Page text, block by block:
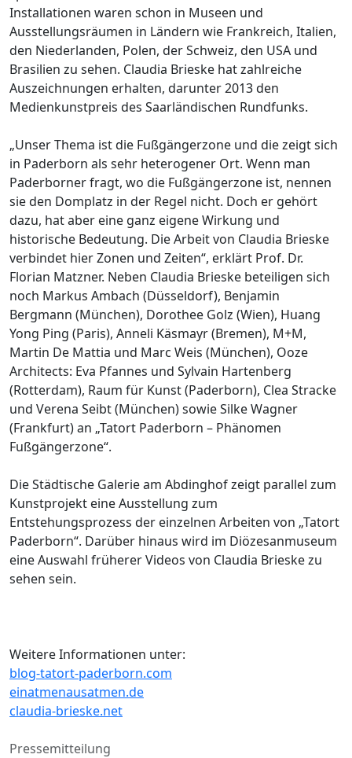
Installationen waren schon in Museen und
Ausstellungsräumen in Ländern wie Frankreich, Italien,
den Niederlanden, Polen, der Schweiz, den USA und
Brasilien zu sehen. Claudia Brieske hat zahlreiche
Auszeichnungen erhalten, darunter 2013 den
Medienkunstpreis des Saarländischen Rundfunks.
„Unser Thema ist die Fußgängerzone und die zeigt sich
in Paderborn als sehr heterogener Ort. Wenn man
Paderborner fragt, wo die Fußgängerzone ist, nennen
sie den Domplatz in der Regel nicht. Doch er gehört
dazu, hat aber eine ganz eigene Wirkung und
historische Bedeutung. Die Arbeit von Claudia Brieske
verbindet hier Zonen und Zeiten“, erklärt Prof. Dr.
Florian Matzner. Neben Claudia Brieske beteiligen sich
noch Markus Ambach (Düsseldorf), Benjamin
Bergmann (München), Dorothee Golz (Wien), Huang
Yong Ping (Paris), Anneli Käsmayr (Bremen), M+M,
Martin De Mattia und Marc Weis (München), Ooze
Architects: Eva Pfannes und Sylvain Hartenberg
(Rotterdam), Raum für Kunst (Paderborn), Clea Stracke
und Verena Seibt (München) sowie Silke Wagner
(Frankfurt) an „Tatort Paderborn – Phänomen
Fußgängerzone“.
Die Städtische Galerie am Abdinghof zeigt parallel zum
Kunstprojekt eine Ausstellung zum
Entstehungsprozess der einzelnen Arbeiten von „Tatort
Paderborn“. Darüber hinaus wird im Diözesanmuseum
eine Auswahl früherer Videos von Claudia Brieske zu
sehen sein.
Weitere Informationen unter:
blog-tatort-paderborn.com
einatmenausatmen.de
claudia-brieske.net
Pressemitteilung